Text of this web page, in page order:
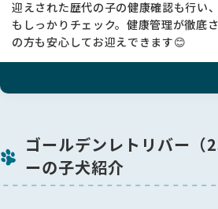
★股関節形成不全は遺伝病です。 複雑
って発病します。
両親を検査することによって発病を大
ことを強くお勧めします。
★現在、福田ブリーダーでは100頭に1
成不全が出る傾向にあります。 残念な
いう状況には至っておりません。
迎えされた歴代の子の健康確認も行い
もしっかりチェック。健康管理が徹底
の方も安心してお迎えできます😊
ゴールデンレトリバー（
ーの子犬紹介